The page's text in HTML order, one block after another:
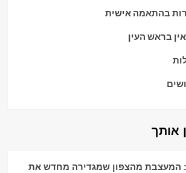
בהתאמה אישית
בראש העין
אותך
המעצבת מהצפון שמגדירה מחדש את